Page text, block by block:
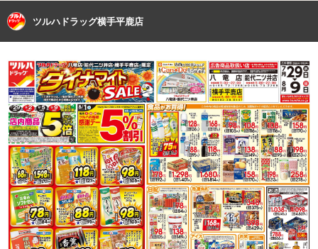
ツルハドラッグ横手平鹿店